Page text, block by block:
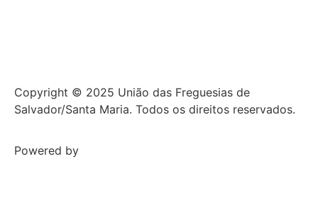
Copyright © 2025 União das Freguesias de
Salvador/Santa Maria. Todos os direitos reservados.
Powered by